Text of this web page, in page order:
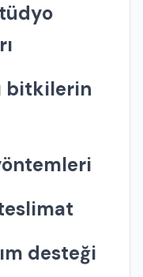
bitkilerin
desteği